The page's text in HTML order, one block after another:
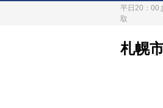
平日20：00
取
札幌